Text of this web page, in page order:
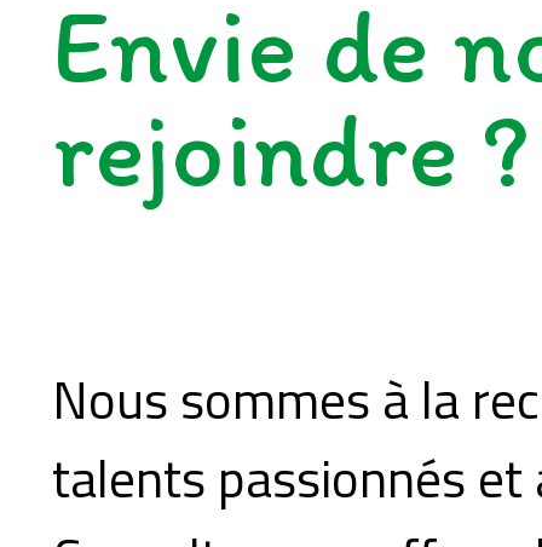
Envie de
rejoindre ?
Nous sommes à la
talents passionnés